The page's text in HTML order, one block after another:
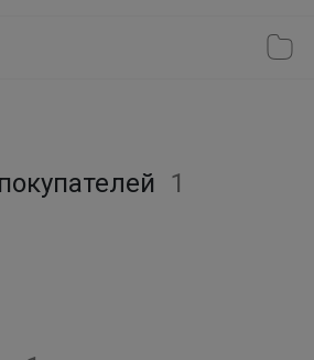
1
носков и белья BODO
"Золотой